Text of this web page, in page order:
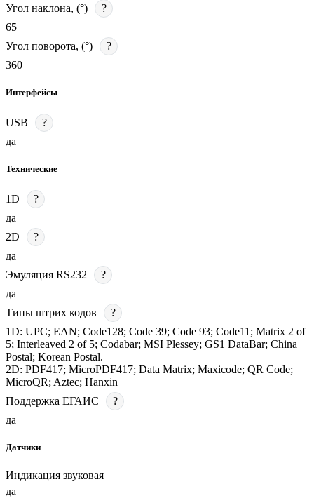
Угол наклона, (°)
?
65
Угол поворота, (°)
?
360
Интерфейсы
USB
?
да
Технические
1D
?
да
2D
?
да
Эмуляция RS232
?
да
Типы штрих кодов
?
1D: UPC; EAN; Code128; Code 39; Code 93; Code11; Matrix 2 of
5; Interleaved 2 of 5; Codabar; MSI Plessey; GS1 DataBar; China
Postal; Korean Postal.
2D: PDF417; MicroPDF417; Data Matrix; Maxicode; QR Code;
MicroQR; Aztec; Hanxin
Поддержка ЕГАИС
?
да
Датчики
Индикация звуковая
да